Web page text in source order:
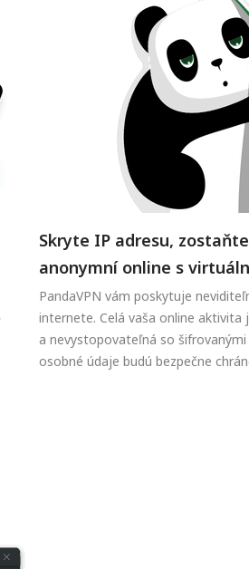
Skryte IP adresu,
anonymní online s
PandaVPN vám poskytuje
internete. Celá vaša online aktivita
a nevystopovateľná so šifrovanými
osobné údaje budú bezpečne